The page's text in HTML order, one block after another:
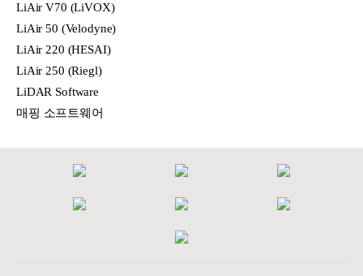
LiAir V70 (LiVOX)
LiAir 50 (Velodyne)
LiAir 220 (HESAI)
LiAir 250 (Riegl)
LiDAR Software
매핑 소프트웨어